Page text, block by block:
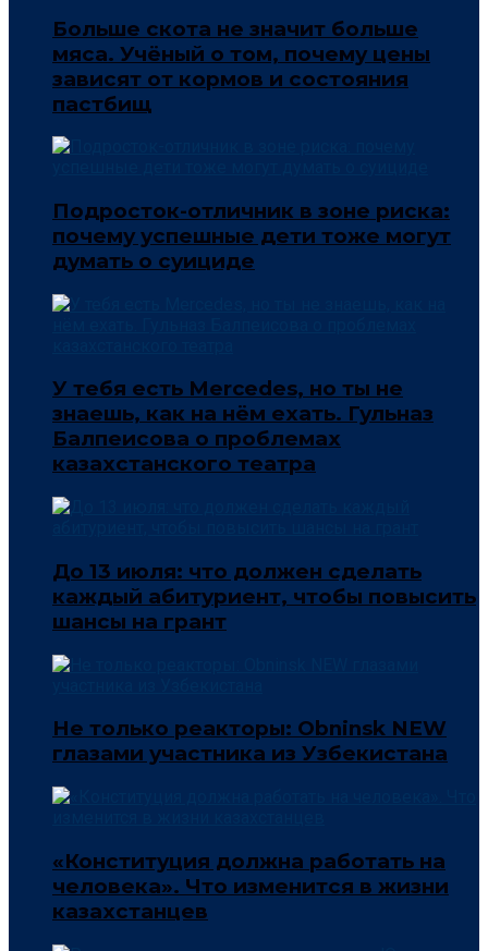
Больше скота не значит больше
мяса. Учёный о том, почему цены
зависят от кормов и состояния
пастбищ
Подросток-отличник в зоне риска:
почему успешные дети тоже могут
думать о суициде
У тебя есть Mercedes, но ты не
знаешь, как на нём ехать. Гульназ
Балпеисова о проблемах
казахстанского театра
До 13 июля: что должен сделать
каждый абитуриент, чтобы повысить
шансы на грант
Не только реакторы: Obninsk NEW
глазами участника из Узбекистана
«Конституция должна работать на
человека». Что изменится в жизни
казахстанцев